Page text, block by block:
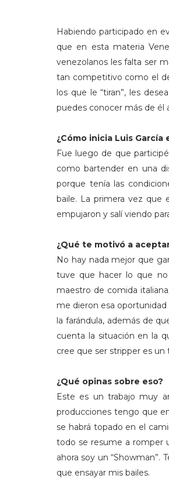
Habiendo participado en
que en esta materia
venezolanos les falta ser
tan competitivo como el
los que le “tiran”, les
puedes conocer más de él
¿Cómo inicia Luis
Fue luego de que
como bartender en una
porque tenía las
baile. La primera vez que
empujaron y salí viendo
¿Qué te motivó a
No hay nada mejor que
tuve que hacer lo que
maestro de comida
me dieron esa
la farándula, además de
cuenta la situación en la
cree que ser stripper es un
¿Qué opinas sobre eso?
Este es un trabajo muy
producciones tengo que
se habrá topado en el
todo se resume a romper
ahora soy un
que ensayar mis bailes.